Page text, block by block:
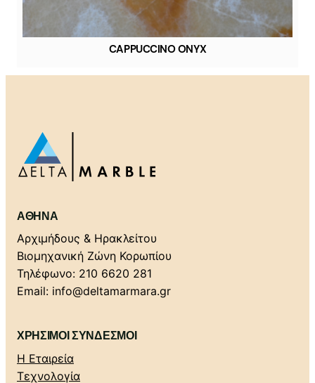
CAPPUCCINO ONYX
ΑΘΉΝΑ
Αρχιμήδους & Ηρακλείτου
Βιομηχανική Ζώνη Κορωπίου
Τηλέφωνο: 210 6620 281
Email: info@deltamarmara.gr
ΧΡΗΣΙΜΟΙ ΣΥΝΔΕΣΜΟΙ
Η Εταιρεία
Τεχνολογία